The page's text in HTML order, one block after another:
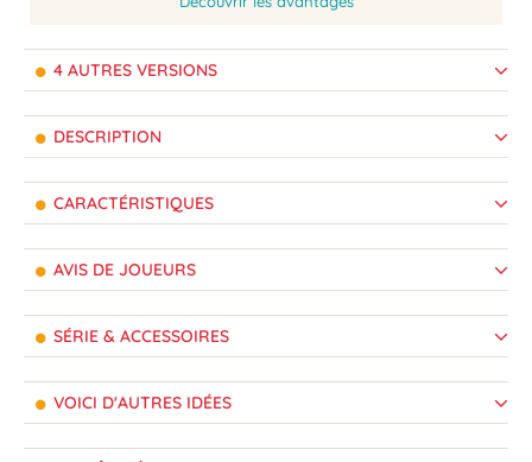
4 AUTRES VERSIONS
DESCRIPTION
CARACTÉRISTIQUES
AVIS DE JOUEURS
SÉRIE & ACCESSOIRES
VOICI D'AUTRES IDÉES